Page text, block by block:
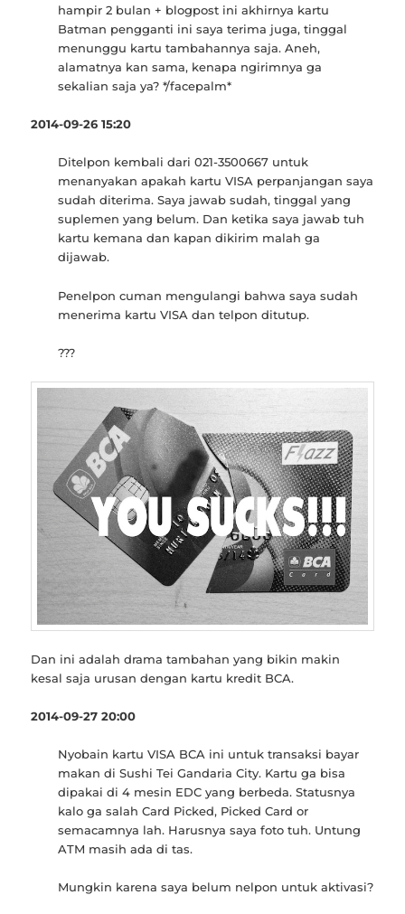
hampir 2 bulan + blogpost ini akhirnya kartu
Batman pengganti ini saya terima juga, tinggal
menunggu kartu tambahannya saja. Aneh,
alamatnya kan sama, kenapa ngirimnya ga
sekalian saja ya? */facepalm*
2014-09-26 15:20
Ditelpon kembali dari 021-3500667 untuk
menanyakan apakah kartu VISA perpanjangan saya
sudah diterima. Saya jawab sudah, tinggal yang
suplemen yang belum. Dan ketika saya jawab tuh
kartu kemana dan kapan dikirim malah ga
dijawab.
Penelpon cuman mengulangi bahwa saya sudah
menerima kartu VISA dan telpon ditutup.
???
Dan ini adalah drama tambahan yang bikin makin
kesal saja urusan dengan kartu kredit BCA.
2014-09-27 20:00
Nyobain kartu VISA BCA ini untuk transaksi bayar
makan di Sushi Tei Gandaria City. Kartu ga bisa
dipakai di 4 mesin EDC yang berbeda. Statusnya
kalo ga salah Card Picked, Picked Card or
semacamnya lah. Harusnya saya foto tuh. Untung
ATM masih ada di tas.
Mungkin karena saya belum nelpon untuk aktivasi?